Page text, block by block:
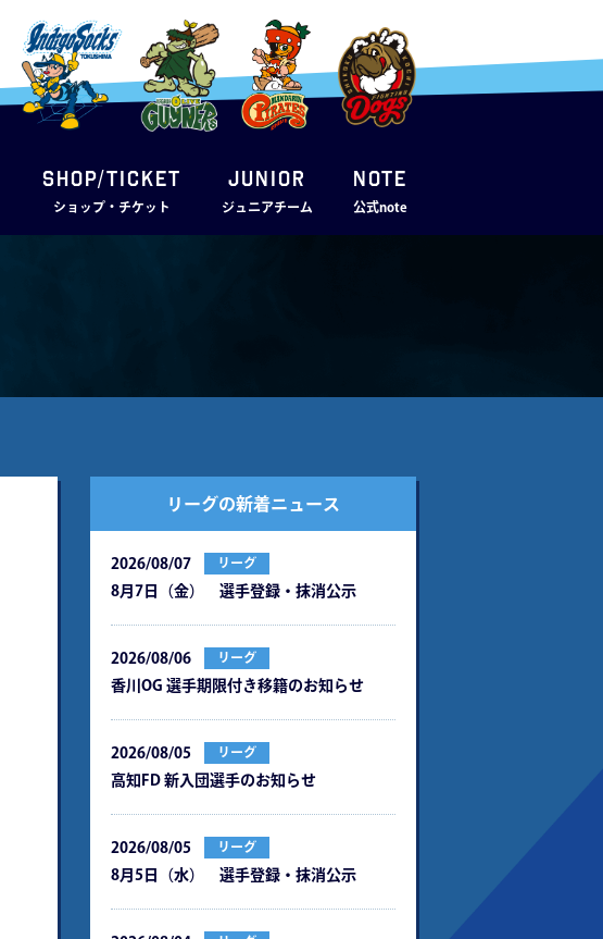
SHOP/TICKET
ショップ・チケット
JUNIOR
ジュニアチーム
note
公式note
リーグの新着ニュース
2026/08/07 リーグ
8月7日（金） 選手登録・抹消公示
2026/08/06 リーグ
⾹川OG 選⼿期限付き移籍のお知らせ
2026/08/05 リーグ
⾼知FD 新⼊団選⼿のお知らせ
2026/08/05 リーグ
8月5日（水） 選手登録・抹消公示